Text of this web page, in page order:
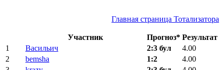
Главная страница Тотализатора
Участник Прогноз* Результат
1
Васильич 2:3 бул
4.00
2
bemsha 1:2
4.00